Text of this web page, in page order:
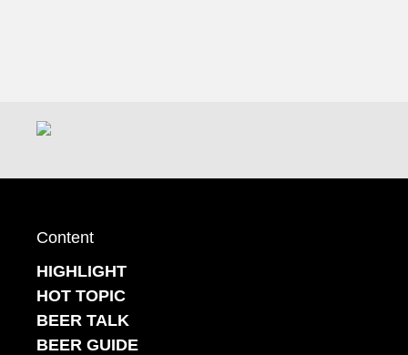
Content
HIGHLIGHT
HOT TOPIC
BEER TALK
BEER GUIDE